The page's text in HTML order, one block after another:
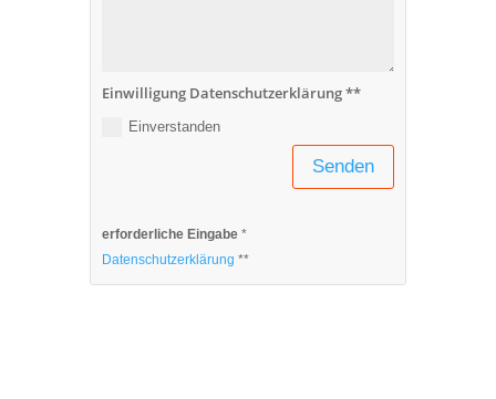
Einwilligung Datenschutzerklärung **
Einverstanden
Senden
erforderliche Eingabe*
Datenschutzerklärung **